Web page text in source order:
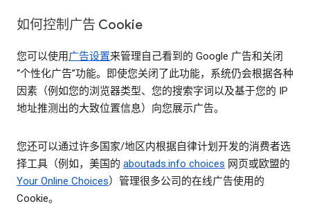
如何控制广告 Cookie
您可以使用广告设置来管理自己看到的 Google 广告和关闭
“个性化广告”功能。即使您关闭了此功能，系统仍会根据各种
因素（例如您的浏览器类型、您的搜索字词以及基于您的 IP
地址推测出的大致位置信息）向您展示广告。
您还可以通过许多国家/地区内根据自律计划开发的消费者选
择工具（例如，美国的 aboutads.info choices 网页或欧盟的
Your Online Choices）管理很多公司的在线广告使用的
Cookie。